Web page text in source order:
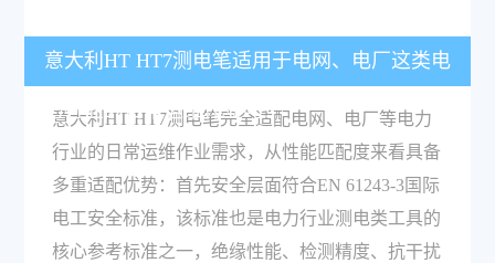
意大利HT HT7测电笔适用于电网、电厂这类电
力行业的日常运维作业吗？
意大利HT HT7测电笔完全适配电网、电厂等电力
行业的日常运维作业需求，从性能匹配度来看具备
多重适配优势：首先安全层面符合EN 61243-3国际
电工安全标准，该标准也是电力行业测电类工具的
核心参考标准之一，绝缘性能、检测精度、抗干扰